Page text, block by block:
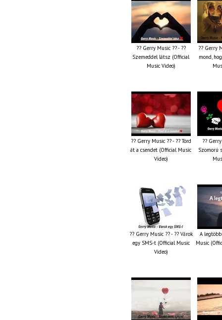
?? Gerry Music ?? - ??
Szemeddel látsz (Official
Music Video)
?? Gerry
mond,
?? Gerry Music ?? - ?? Törd
át a csendet (Official Music
Video)
??
Szomorú
?? Gerry Music ?? - ?? Várok
egy SMS-t (Official Music
Video)
A
Music